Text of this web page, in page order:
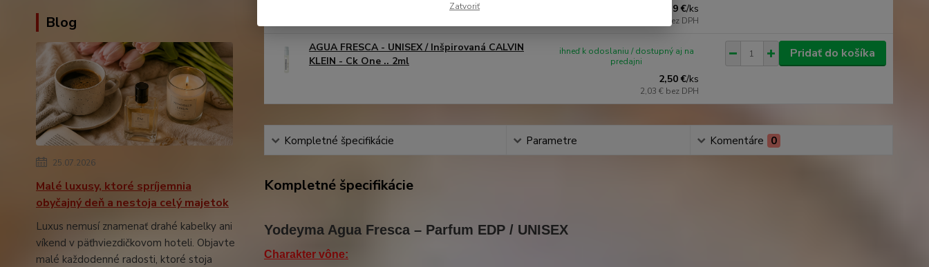
Blog
25.07.2026
Malé luxusy, ktoré spríjemnia
obyčajný deň a nestoja celý majetok
Luxus nemusí znamenať drahé kabelky ani
víkend v päťhviezdičkovom hoteli. Objavte
malé každodenné radosti, ktoré stoja
9 €/ks
bez DPH
AGUA FRESCA - UNISEX / Inšpirovaná CALVIN
KLEIN - Ck One .. 2ml
2,50 €/ks
2,03 € bez DPH
ihneď k odoslaniu / dostupný aj na
predajni
Pridať do košíka
Kompletné špecifikácie Parametre Komentáre 0
Kompletné špecifikácie
Yodeyma Agua Fresca – Parfum EDP / UNISEX
Charakter vône:
Zatvoriť